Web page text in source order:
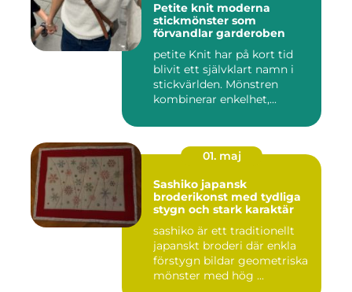
Petite knit moderna
stickmönster som
förvandlar garderoben
petite Knit har på kort tid
blivit ett självklart namn i
stickvärlden. Mönstren
kombinerar enkelhet,...
01. maj
Sashiko japansk
broderikonst med tydliga
stygn och stark karaktär
sashiko är ett traditionellt
japanskt broderi där enkla
förstygn bildar geometriska
mönster med hög ...